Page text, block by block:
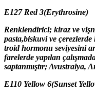
E127 Red 3(Erythrosine)
Renklendirici; kiraz ve
pasta,biskuvi ve çerezlerde
troid hormonu seviyesini
farelerde yapılan
saptanmıştır; Avustralya,
E110 Yellow 6(Sunset